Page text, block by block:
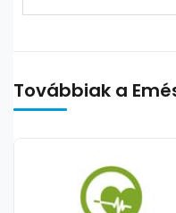
Továbbiak a